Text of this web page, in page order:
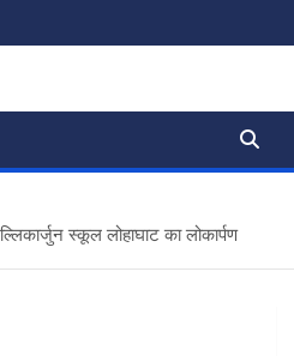
स्कूल लोहाघाट का लोकार्पण